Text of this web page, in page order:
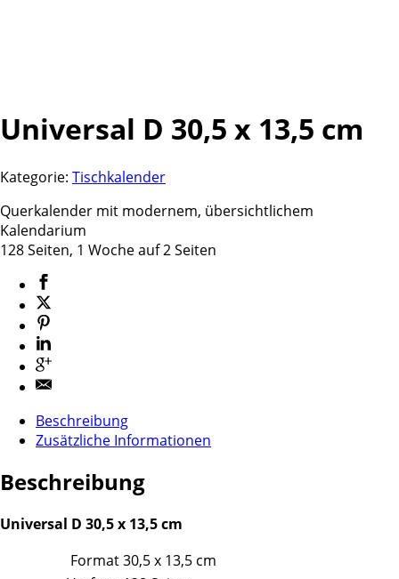
Universal D 30,5 x 13,5 cm
Kategorie: Tischkalender
Querkalender mit modernem, übersichtlichem
Kalendarium
128 Seiten, 1 Woche auf 2 Seiten
Beschreibung
Zusätzliche Informationen
Beschreibung
Universal D 30,5 x 13,5 cm
Format30,5 x 13,5 cm